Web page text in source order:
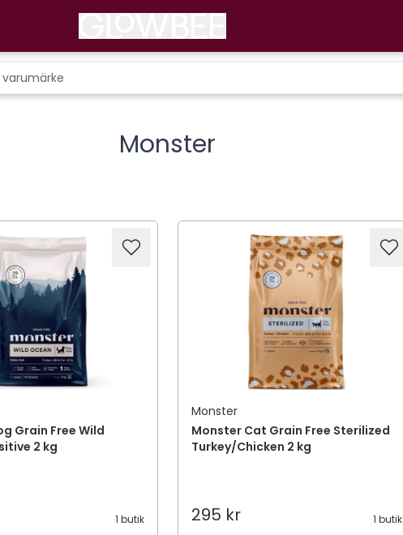
Monster
Grain Free Wild
2 kg
1 butik
Monster
Monster Cat Grain Free Sterilized
Turkey/Chicken 2 kg
295 kr 1 butik